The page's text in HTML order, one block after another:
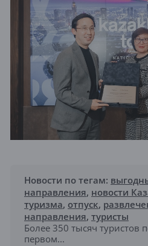
Новости по тегам:
направления, новости
туризма, отпуск,
направления, туристы
Более 350 тысяч туристов
первом...